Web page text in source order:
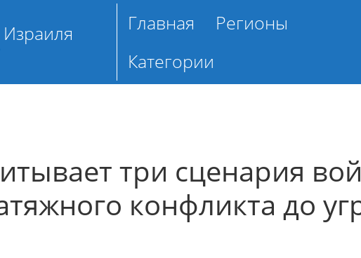
Главная
Регионы
Категории
три сценария
конфликта до